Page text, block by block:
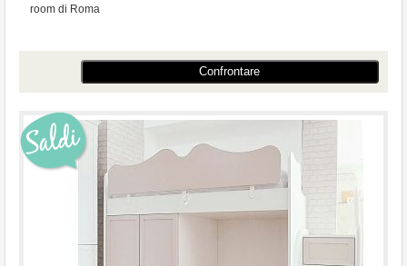
room di Roma